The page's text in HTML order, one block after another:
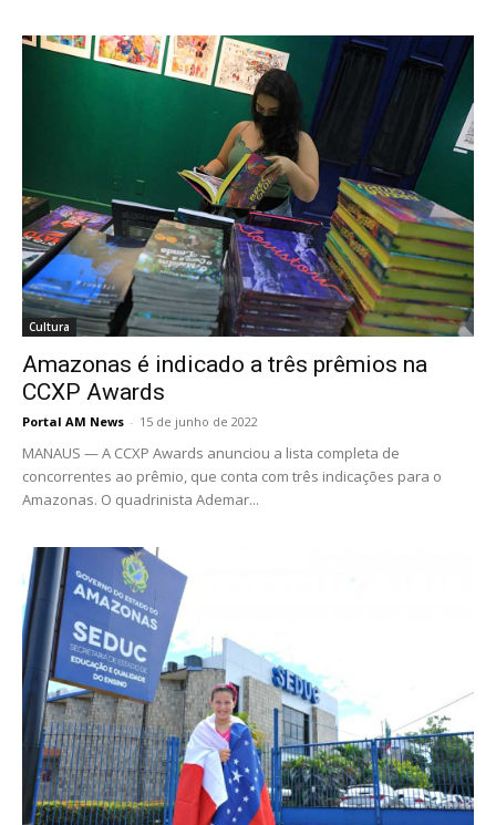
Cultura
Amazonas é indicado a três prêmios na
CCXP Awards
Portal AM News - 15 de junho de 2022
MANAUS — A CCXP Awards anunciou a lista completa de
concorrentes ao prêmio, que conta com três indicações para o
Amazonas. O quadrinista Ademar...